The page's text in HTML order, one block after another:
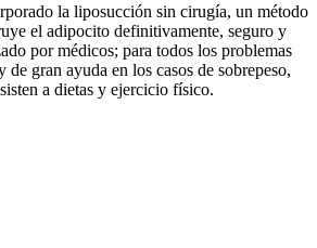
la liposucción sin cirugía, un método
el adipocito definitivamente, seguro y
por médicos; para todos los problemas
gran ayuda en los casos de sobrepeso,
a dietas y ejercicio físico.